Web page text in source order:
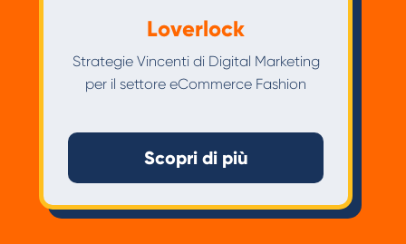
Loverlock
Strategie Vincenti di Digital Marketing
per il settore eCommerce Fashion
Scopri di più